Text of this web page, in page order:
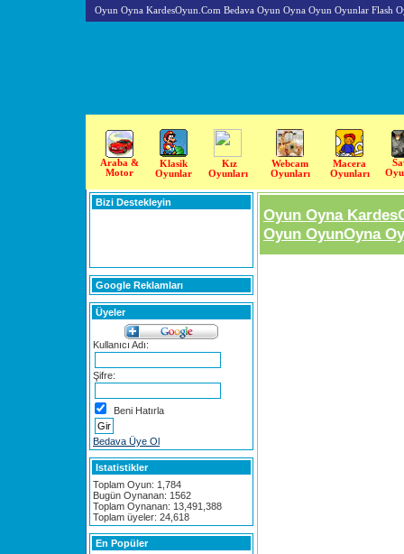
Oyun Oyna KardesOyun.Com Bedava Oyun Oyna Oyun Oyunlar Flash
Araba &
Motor
Klasik
Oyunlar
Kız
Oyunları
Webcam
Oyunları
Macera
Oyunları
Bizi Destekleyin
Google Reklamları
Üyeler
Kullanıcı Adı:
Şifre:
Beni Hatırla
Bedava Üye Ol
Istatistikler
Toplam Oyun: 1,784
Bugün Oynanan: 1562
Toplam Oynanan: 13,491,388
Toplam üyeler: 24,618
En Popüler
Oyun Oyna
Oyun OyunOyna